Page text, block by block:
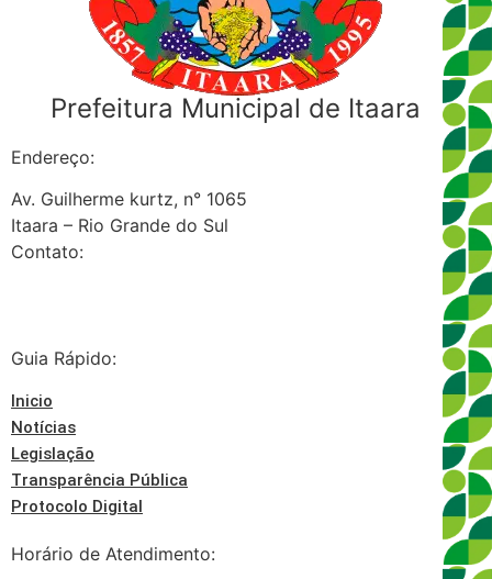
Prefeitura Municipal de Itaara
Endereço:
Av. Guilherme kurtz, n° 1065
Itaara – Rio Grande do Sul
Contato:
Guia Rápido:
Inicio
Notícias
Legislação
Transparência Pública
Protocolo Digital
Horário de Atendimento: